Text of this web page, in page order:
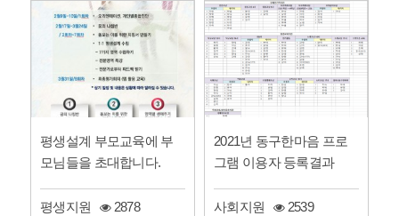
평생설계 부모교육에 부
모님들을 초대합니다.
평생지원
2878
2021년 동구한마음 프로
그램 이용자 등록결과
사회지원
2539